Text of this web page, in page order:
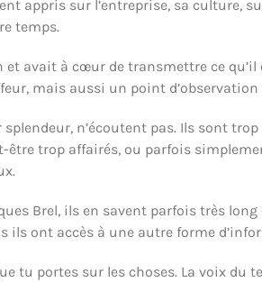
appris sur l’entreprise, sa
temps.
avait à cœur de transmettre ce
mais aussi un point
n’écoutent pas. Ils sont
être trop affairés, ou parfois
Brel, ils en savent parfois très
ils ont accès à une autre forme
tu portes sur les choses. La voix